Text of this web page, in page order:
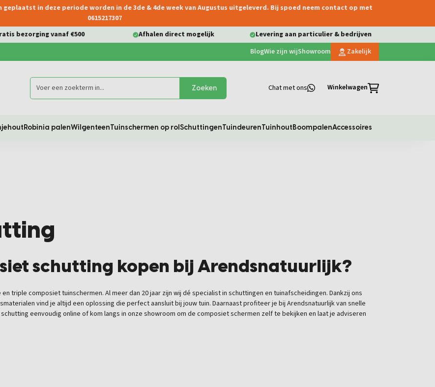
geplaatst in deze periode worden in de 3de & 4de week van Augustus uitgeleverd. Bij spoed neem contact op met
0615217307
bezorging vanaf €500 Afhalen direct mogelijk Levering aan particulier & bedrijven
BlogWie zijn wijShowroom Zakelijk
Chat met ons Winkelwagen
Zoeken
Robinia palenWilgenteenTuinschermen op rol SchuttingenTuindeurenTuinhoutBoompalenAccessoires
schutting kopen bij Arendsnatuurlijk?
triple composiet tuinschermen. Al meer dan 20 jaar zijn wij dé specialist in schuttingen en tuinafscheidingen. Dankzij ons
vind je altijd een oplossing die perfect aansluit bij jouw tuin. Daarnaast profiteer je bij Arendsnatuurlijk van snelle
eenvoudig online of kom langs in onze showroom om de composiet schermen zelf te bekijken en laat je adviseren